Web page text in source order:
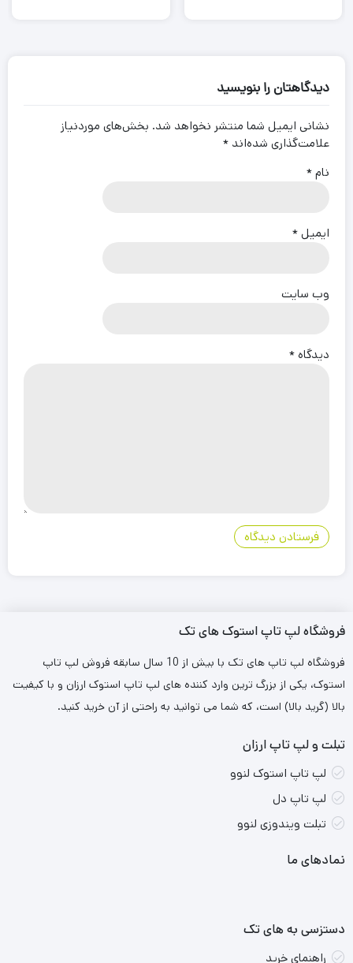
دیدگاهتان را بنویسید
نشانی ایمیل شما منتشر نخواهد شد. بخش‌های موردنیاز
علامت‌گذاری شده‌اند *
نام*
ایمیل*
وب‌ سایت
دیدگاه*
فروشگاه لپ تاپ استوک های تک
فروشگاه لپ تاپ های تک با بیش از 10 سال سابقه فروش لپ تاپ
استوک، یکی از بزرگ ترین وارد کننده های لپ تاپ استوک ارزان و با کیفیت
بالا (گرید بالا) است، که شما می توانید به راحتی از آن خرید کنید.
تبلت و لپ تاپ ارزان
لپ تاپ استوک لنوو
لپ تاپ دل
تبلت ویندوزی لنوو
نمادهای ما
دستزسی به های تک
راهنمای خرید